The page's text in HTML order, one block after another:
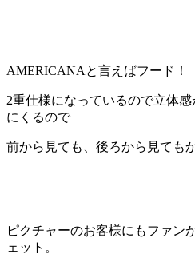
AMERICANAと言えばフード！
2重仕様になっているので立体
にくるので
前から見ても、後ろから見ても
ピクチャーのお客様にもファン
ェット。